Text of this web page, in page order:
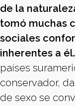
de la
tomó muchas
sociales
inherentes a él.
países
conservador,
de sexo se